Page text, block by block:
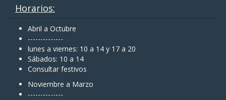
Horarios:
Abril a Octubre
--------------
lunes a viernes: 10 a 14 y 17 a 20
Sábados: 10 a 14
Consultar festivos
Noviembre a Marzo
--------------